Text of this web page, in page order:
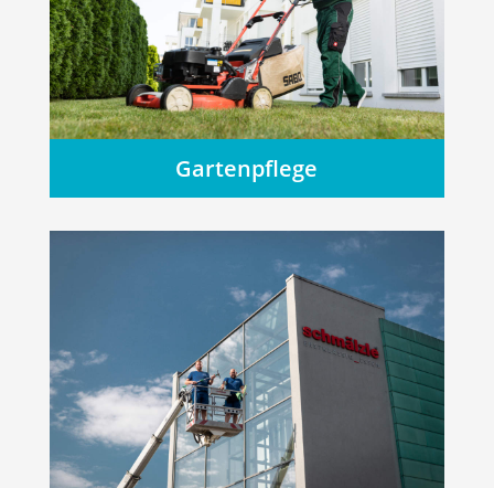
Gartenpflege